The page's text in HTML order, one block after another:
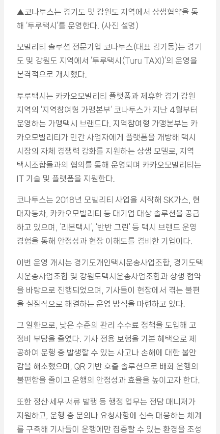
▲코나투스는 경기도 및 강원도 지역에서 상생협약을 통
해 ‘투루택시’를 운영한다. (사진 설명)
모빌리티 솔루션 전문기업 코나투스(대표 김기동)는 경기
도 및 강원도 지역에서 ‘투루택시(Turu TAXI)’의 운영을
본격적으로 개시했다.
투루택시는 카카오모빌리티 플랫폼과 제휴한 경기·강원
지역의 ‘지역참여형 가맹본부’ 코나투스가 지난 4월부터
운영하는 가맹택시 브랜드다. 지역참여형 가맹본부는 카
카오모빌리티가 민간 사업자에게 플랫폼을 개방해 택시
시장의 자체 경쟁력 강화를 지원하는 상생 모델로, 지역
택시조합들과의 협의를 통해 운영되며 카카오모빌리티는
IT 기술 및 플랫폼을 지원한다.
코나투스는 2018년 모빌리티 사업을 시작해 SK가스, 현
대자동차, 카카오모빌리티 등 대기업 대상 솔루션을 공급
하고 있으며, ‘리본택시’, ‘반반 그린’ 등 택시 브랜드 운영
경험을 통해 안정성과 현장 이해도를 겸비한 기업이다.
이번 운영 개시는 경기도개인택시운송사업조합, 경기도택
시운송사업조합 및 강원도택시운송사업조합과 상생 협약
을 바탕으로 진행되었으며, 기사들이 현장에서 겪는 불편
을 실질적으로 해결하는 운영 방식을 마련하고 있다.
그 일환으로, 낮은 수준의 관리 수수료 정책을 도입해 고
정비 부담을 줄였다. 기사 전용 보험을 기본 혜택으로 제
공하여 운행 중 발생할 수 있는 사고나 손해에 대한 불안
감을 해소했으며, QR 기반 호출 솔루션으로 배회 운행의
불편함을 줄이고 운행의 안정성과 효율을 높이고자 한다.
또한 정산·세무·서류 발행 등 행정 업무는 전담 매니저가
지원하고, 운행 중 문의나 요청사항에 신속 대응하는 체계
를 구축해 기사들이 운행에만 집중할 수 있는 환경을 조성